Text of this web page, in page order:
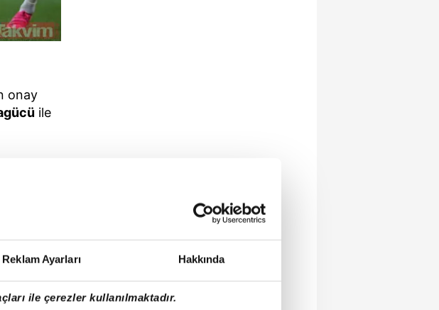
Reklam Ayarları Hakkında
ile çerezler kullanılmaktadır.
onay
ile